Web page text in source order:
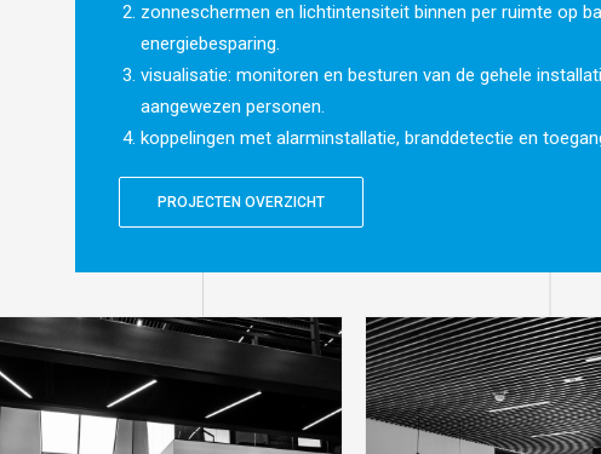
zonneschermen en lichtintensiteit binnen per ruimte op
energiebesparing.
visualisatie: monitoren en besturen van de gehele
aangewezen personen.
koppelingen met alarminstallatie, branddetectie en
PROJECTEN OVERZICHT